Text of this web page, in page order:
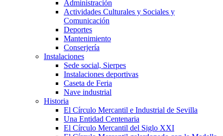
Administración
Actividades Culturales y Sociales y
Comunicación
Deportes
Mantenimiento
Conserjería
Instalaciones
Sede social, Sierpes
Instalaciones deportivas
Caseta de Feria
Nave industrial
Historia
El Círculo Mercantil e Industrial de Sevilla
Una Entidad Centenaria
El Círculo Mercantil del Siglo XXI